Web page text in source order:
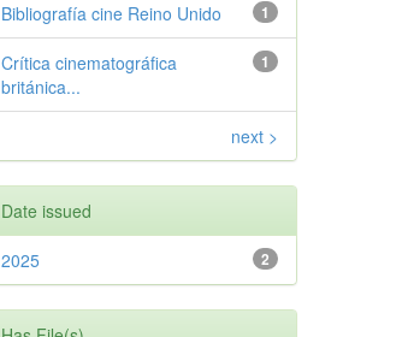
1
Bibliografía cine Reino Unido
1
Crítica cinematográfica
británica...
next >
Date issued
2
2025